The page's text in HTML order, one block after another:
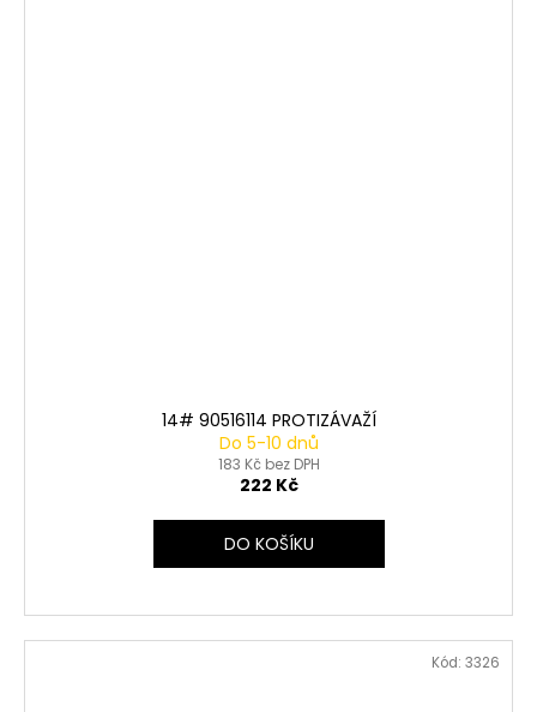
14# 90516114 PROTIZÁVAŽÍ
Do 5-10 dnů
183 Kč bez DPH
222 Kč
DO KOŠÍKU
Kód: 3326